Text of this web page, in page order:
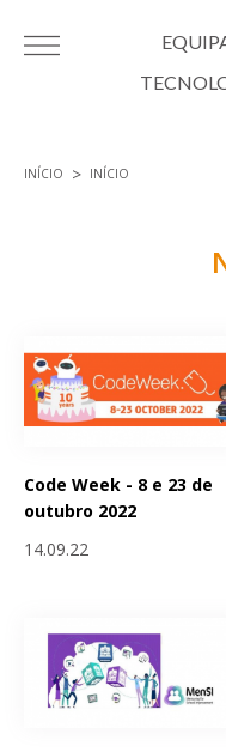
INÍCIO INÍCIO
Code Week - 8 e 23 de
outubro 2022
14.09.22
Páginas